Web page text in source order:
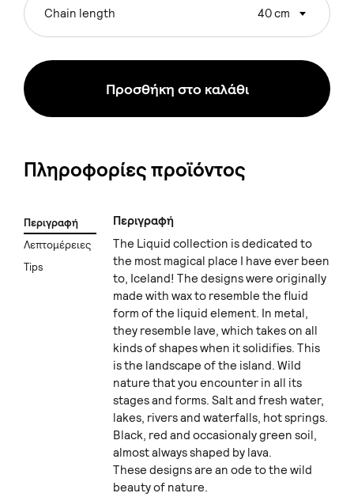
Chain length 40 cm
Προσθήκη στο καλάθι
Πληροφορίες προϊόντος
Περιγραφή
Λεπτομέρειες
Tips
Περιγραφή
The Liquid collection is dedicated to
the most magical place I have ever been
to, Iceland! The designs were originally
made with wax to resemble the fluid
form of the liquid element. In metal,
they resemble lave, which takes on all
kinds of shapes when it solidifies. This
is the landscape of the island. Wild
nature that you encounter in all its
stages and forms. Salt and fresh water,
lakes, rivers and waterfalls, hot springs.
Black, red and occasionaly green soil,
almost always shaped by lava.
These designs are an ode to the wild
beauty of nature.